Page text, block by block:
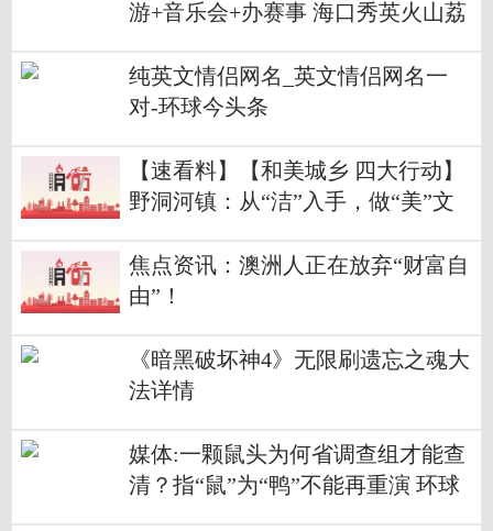
游+音乐会+办赛事 海口秀英火山荔
日讯
纯英文情侣网名_英文情侣网名一
对-环球今头条
【速看料】【和美城乡 四大行动】
野洞河镇：从“洁”入手，做“美”文
焦点资讯：澳洲人正在放弃“财富自
由”！
《暗黑破坏神4》无限刷遗忘之魂大
法详情
媒体:一颗鼠头为何省调查组才能查
清？指“鼠”为“鸭”不能再重演 环球